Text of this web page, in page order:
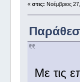
« στις: Νοέμβριος
Με τις